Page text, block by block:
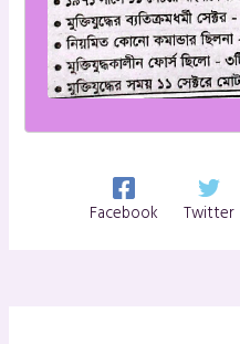
Facebook Twitter